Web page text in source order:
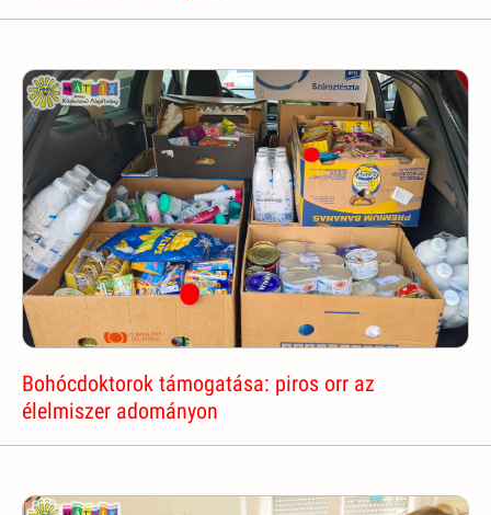
Bohócdoktorok támogatása: piros orr az
élelmiszer adományon